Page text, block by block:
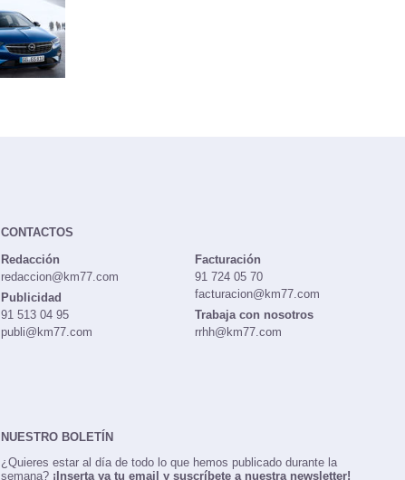
CONTACTOS
Redacción
redaccion@km77.com
Publicidad
91 513 04 95
publi@km77.com
Facturación
91 724 05 70
facturacion@km77.com
Trabaja con nosotros
rrhh@km77.com
NUESTRO BOLETÍN
¿Quieres estar al día de todo lo que hemos publicado durante la
semana? ¡Inserta ya tu email y suscríbete a nuestra newsletter!